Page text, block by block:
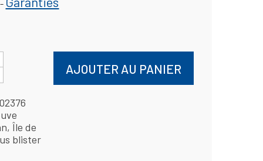
AJOUTER AU PANIER
Île de
blister